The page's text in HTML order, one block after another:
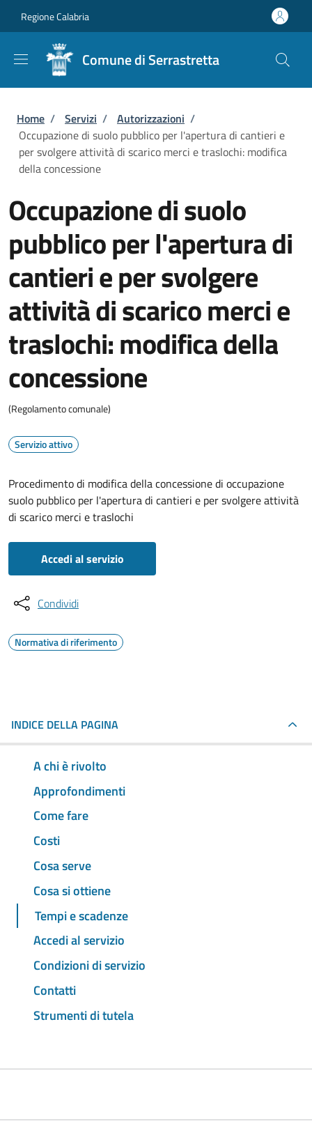
Regione Calabria
Comune di Serrastretta
Briciole di pane
Home / Servizi / Autorizzazioni /
Occupazione di suolo pubblico per l'apertura di cantieri e
per svolgere attività di scarico merci e traslochi: modifica
della concessione
Occupazione di suolo
pubblico per l'apertura di
cantieri e per svolgere
attività di scarico merci e
traslochi: modifica della
concessione
(Regolamento comunale)
Servizio attivo
Procedimento di modifica della concessione di occupazione
suolo pubblico per l'apertura di cantieri e per svolgere attività
di scarico merci e traslochi
Accedi al servizio
Condividi
Normativa di riferimento
INDICE DELLA PAGINA
A chi è rivolto
Approfondimenti
Come fare
Costi
Cosa serve
Cosa si ottiene
Tempi e scadenze
Accedi al servizio
Condizioni di servizio
Contatti
Strumenti di tutela